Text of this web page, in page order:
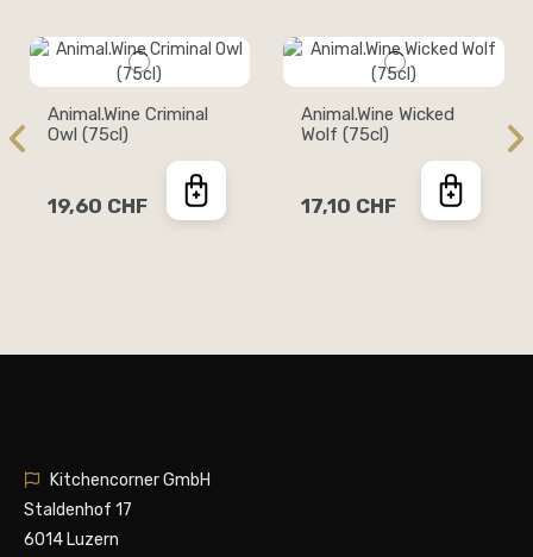
Animal.Wine Criminal
Owl (75cl)
19,60 CHF
Animal.Wine Wicked
Wolf (75cl)
17,10 CHF
Kitchencorner GmbH
Staldenhof 17
6014 Luzern